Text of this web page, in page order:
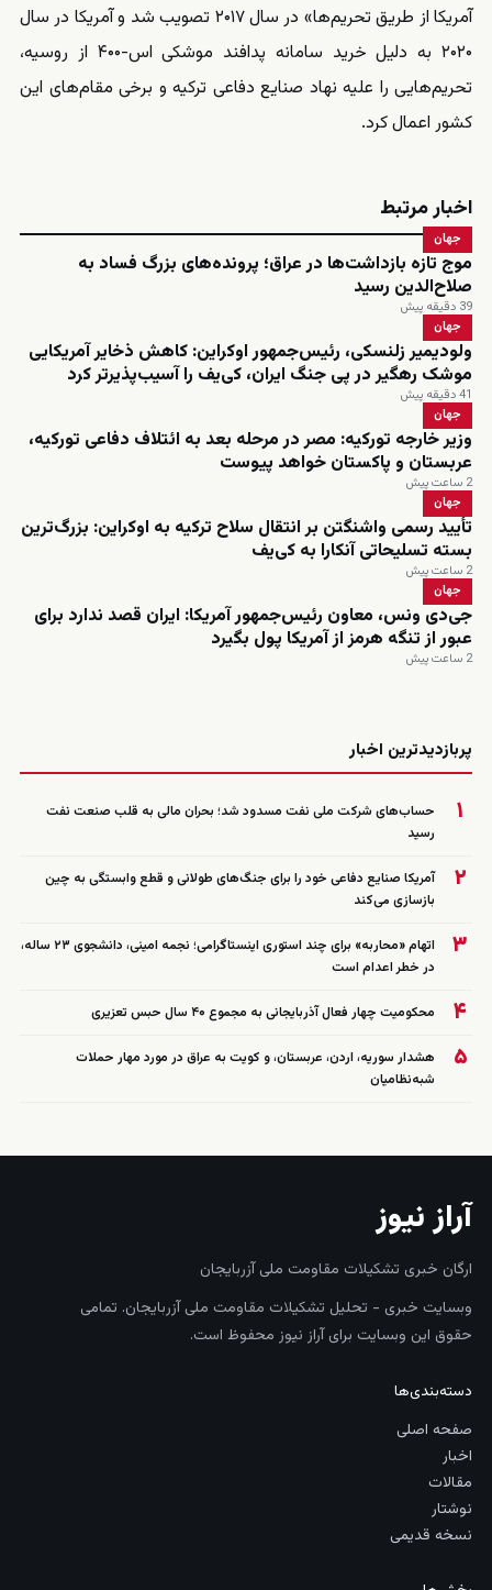
آمریکا از طریق تحریم‌ها» در سال ۲۰۱۷ تصویب شد و آمریکا در سال
۲۰۲۰ به دلیل خرید سامانه پدافند موشکی اس-۴۰۰ از روسیه،
تحریم‌هایی را علیه نهاد صنایع دفاعی ترکیه و برخی مقام‌های این
کشور اعمال کرد.
اخبار مرتبط
جهان
موج تازه بازداشت‌ها در عراق؛ پرونده‌های بزرگ فساد به
صلاح‌الدین رسید
39 دقیقه پیش
جهان
ولودیمیر زلنسکی، رئیس‌جمهور اوکراین: کاهش ذخایر آمریکایی
موشک رهگیر در پی جنگ ایران، کی‌یف را آسیب‌پذیرتر کرد
41 دقیقه پیش
جهان
وزیر خارجه تورکیه: مصر در مرحله بعد به ائتلاف دفاعی تورکیه،
عربستان و پاکستان خواهد پیوست
2 ساعت پیش
جهان
تأیید رسمی واشنگتن بر انتقال سلاح ترکیه به اوکراین: بزرگ‌ترین
بسته تسلیحاتی آنکارا به کی‌یف
2 ساعت پیش
جهان
جی‌دی ونس، معاون رئیس‌جمهور آمریکا: ایران قصد ندارد برای
عبور از تنگه هرمز از آمریکا پول بگیرد
2 ساعت پیش
پربازدیدترین اخبار
۱
حساب‌های شرکت ملی نفت مسدود شد؛ بحران مالی به قلب صنعت نفت
رسید
۲
آمریکا صنایع دفاعی خود را برای جنگ‌های طولانی و قطع وابستگی به چین
بازسازی می‌کند
۳
اتهام «محاربه» برای چند استوری اینستاگرامی؛ نجمه امینی، دانشجوی ۲۳ ساله،
در خطر اعدام است
۴ محکومیت چهار فعال آذربایجانی به مجموع ۴۰ سال حبس تعزیری
۵
هشدار سوریه، اردن، عربستان، و کویت به عراق در مورد مهار حملات
شبه‌نظامیان
آراز نیوز
ارگان خبری تشکیلات مقاومت ملی آزربایجان
وبسایت خبری - تحلیل تشکیلات مقاومت ملی آزربایجان. تمامی
حقوق این وبسایت برای آراز نیوز محفوظ است.
دسته‌بندی‌ها
صفحه اصلی
اخبار
مقالات
نوشتار
نسخه قدیمی